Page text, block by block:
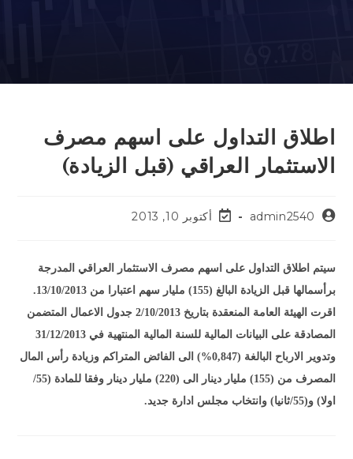
اطلاق التداول على اسهم مصرف
الاستثمار العراقي (قبل الزيادة)
admin2540 أكتوبر 10, 2013
سيتم اطلاق التداول على اسهم مصرف الاستثمار العراقي المدرجة
برأسمالها قبل الزيادة البالغ (155) مليار سهم اعتبارا من 13/10/2013.
اقرت الهيئة العامة المنعقدة بتاريخ 2/10/2013 جدول الاعمال المتضمن
المصادقة على البيانات المالية للسنة المالية المنتهية في 31/12/2013
وتدوير الارباح البالغة (0,847%) الى الفائض المتراكم وزيادة رأس المال
المصرف من (155) مليار دينار الى (220) مليار دينار وفقا للمادة (55/
اولا) و(55/ثانيا) وانتخاب مجلس ادارة جديد.